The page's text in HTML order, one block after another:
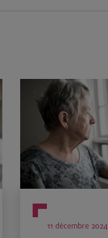
11 décembre 2024